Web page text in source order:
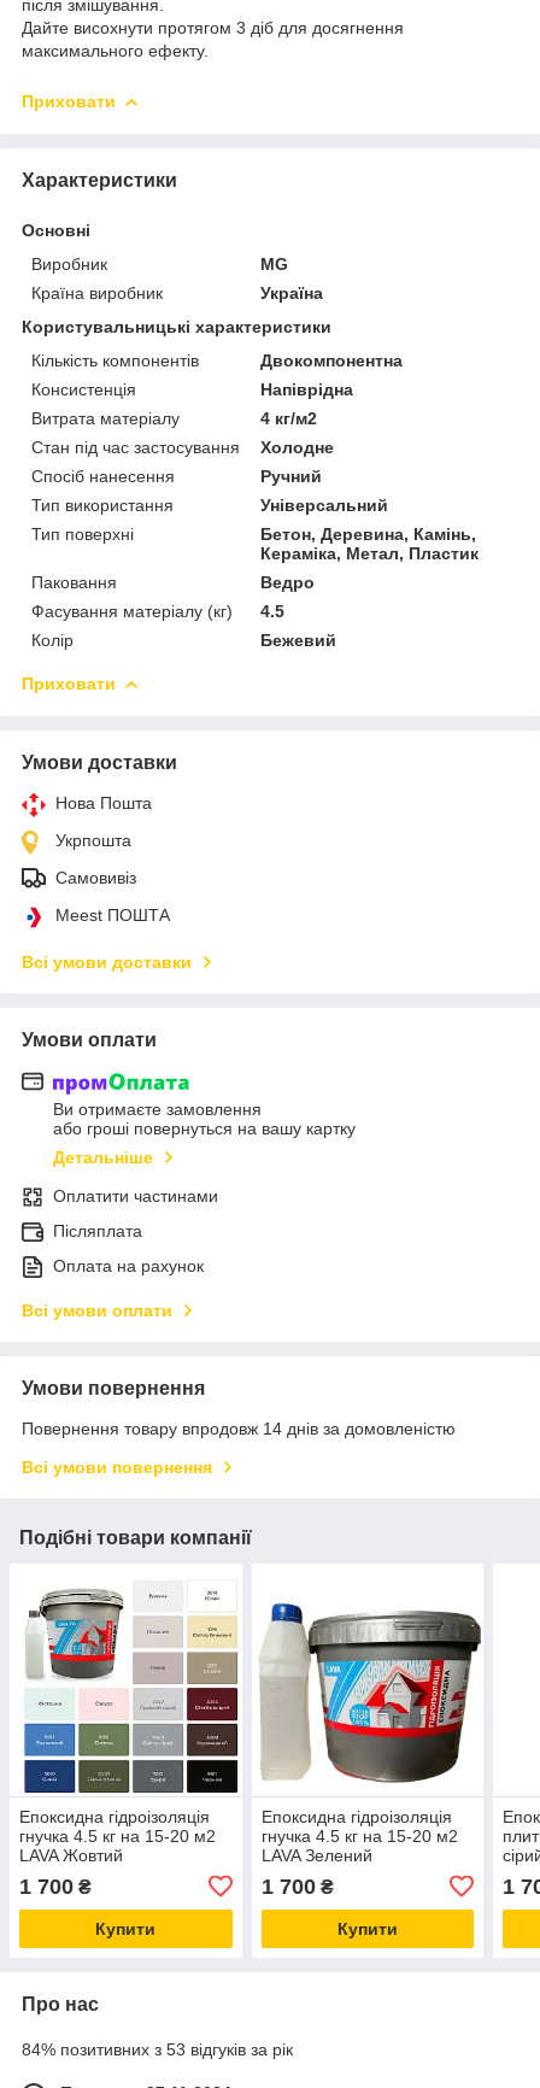
після змішування.
Дайте висохнути протягом 3 діб для досягнення
максимального ефекту.
Приховати
Характеристики
Основні
Виробник
MG
Країна виробник
Україна
Користувальницькі характеристики
Кількість компонентів
Двокомпонентна
Консистенція
Напіврідна
Витрата матеріалу
4 кг/м2
Стан під час застосування
Холодне
Спосіб нанесення
Ручний
Тип використання
Універсальний
Тип поверхні
Бетон, Деревина, Камінь,
Кераміка, Метал, Пластик
Паковання
Ведро
Фасування матеріалу (кг)
4.5
Колір
Бежевий
Приховати
Умови доставки
Нова Пошта
Укрпошта
Самовивіз
Meest ПОШТА
Всі умови доставки
Умови оплати
Ви отримаєте замовлення
або гроші повернуться на вашу картку
Детальніше
Оплатити частинами
Післяплата
Оплата на рахунок
Всі умови оплати
Умови повернення
Повернення товару впродовж 14 днів за домовленістю
Всі умови повернення
Подібні товари компанії
Епоксидна гідроізоляція
гнучка 4.5 кг на 15-20 м2
LAVA Жовтий
1 700 ₴
Купити
Епоксидна гідроізоляція
гнучка 4.5 кг на 15-20 м2
LAVA Зелений
1 700₴
Купити
1
Про нас
84% позитивних з 53 відгуків за рік